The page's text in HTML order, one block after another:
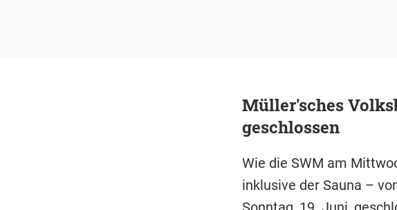
Müller'sches
geschlossen
Wie die SWM am
inklusive der Sauna –